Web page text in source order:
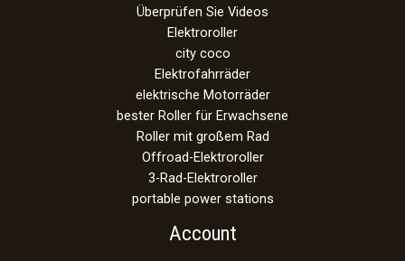
Überprüfen Sie Videos
Elektroroller
city coco
Elektrofahrräder
elektrische Motorräder
bester Roller für Erwachsene
Roller mit großem Rad
Offroad-Elektroroller
3-Rad-Elektroroller
portable power stations
Account